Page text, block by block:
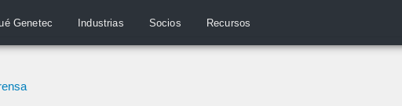
Genetec Industrias Socios Recursos